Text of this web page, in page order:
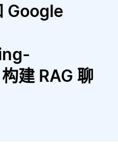
Google
建 RAG 聊